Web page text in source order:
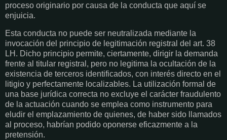
proceso originario por causa de la conducta que aquí se
enjuicia.
Esta conducta no puede ser neutralizada mediante la
invocación del principio de legitimación registral del art. 38
LH. Dicho principio permite, ciertamente, dirigir la demanda
frente al titular registral, pero no legitima la ocultación de la
existencia de terceros identificados, con interés directo en el
litigio y perfectamente localizables. La utilización formal de
una base jurídica correcta no excluye el carácter fraudulento
de la actuación cuando se emplea como instrumento para
eludir el emplazamiento de quienes, de haber sido llamados
al proceso, habrían podido oponerse eficazmente a la
pretensión.